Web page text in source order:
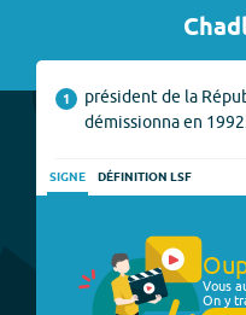
1
président de la
démissionna en 1992.
SIGNE DÉFINITION LSF
Vous
On y